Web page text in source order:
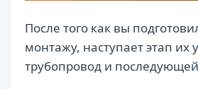
После того как вы
монтажу, наступает этап их
трубопровод и